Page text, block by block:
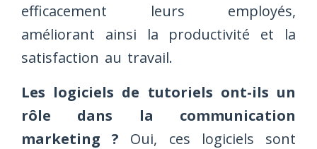
efficacement leurs employés,
améliorant ainsi la productivité et la
satisfaction au travail.
Les logiciels de tutoriels ont-ils un
rôle dans la communication
marketing ? Oui, ces logiciels sont